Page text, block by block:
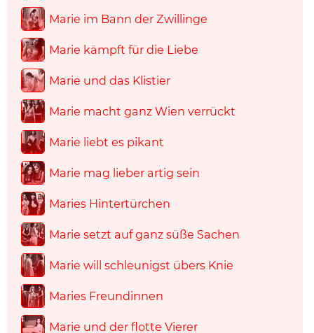
Marie im Bann der Zwillinge
Marie kämpft für die Liebe
Marie und das Klistier
Marie macht ganz Wien verrückt
Marie liebt es pikant
Marie mag lieber artig sein
Maries Hintertürchen
Marie setzt auf ganz süße Sachen
Marie will schleunigst übers Knie
Maries Freundinnen
Marie und der flotte Vierer